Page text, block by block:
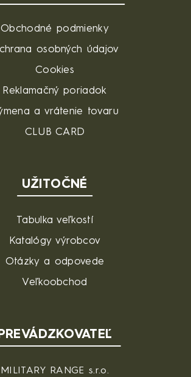
Obchodné podmienky
osobných údajov
Cookies
Reklamačný poriadok
a vrátenie tovaru
CLUB CARD
UŽITOČNÉ
Tabulka veľkostí
Katalógy výrobcov
Otázky a odpovede
Veľkoobchod
PREVÁDZKOVATEĽ
MILITARY RANGE s.r.o.